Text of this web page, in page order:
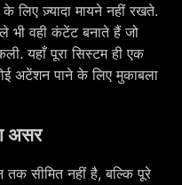
लिए ज़्यादा मायने नहीं रखते.
भी वही कंटेंट बनाते हैं जो
यहाँ पूरा सिस्टम ही एक
अटेंशन पाने के लिए मुकाबला
असर
सीमित नहीं है, बल्कि पूरे